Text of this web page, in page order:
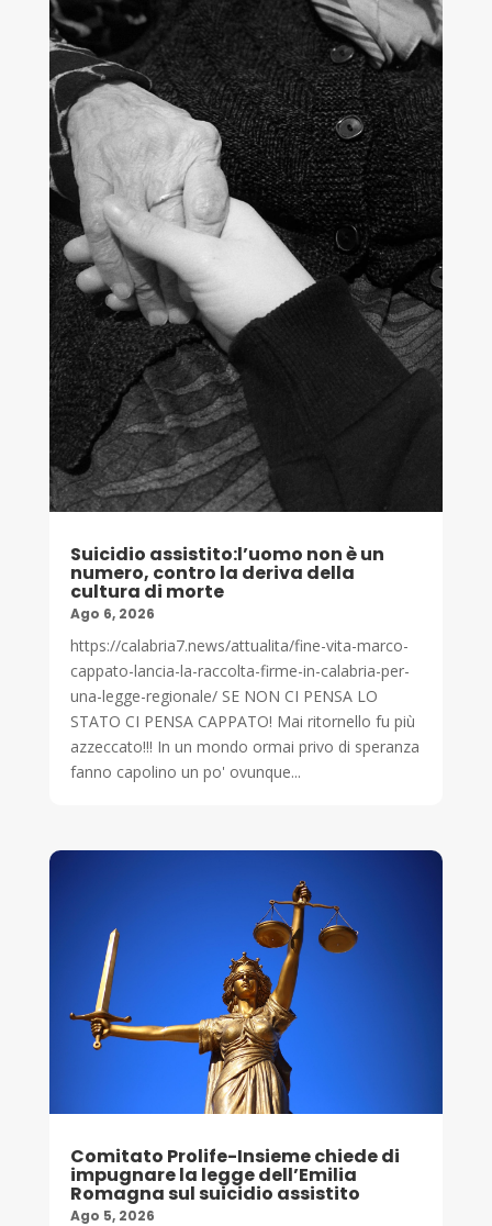
Suicidio assistito:l’uomo non è un
numero, contro la deriva della
cultura di morte
Ago 6, 2026
https://calabria7.news/attualita/fine-vita-marco-
cappato-lancia-la-raccolta-firme-in-calabria-per-
una-legge-regionale/ SE NON CI PENSA LO
STATO CI PENSA CAPPATO! Mai ritornello fu più
azzeccato!!! In un mondo ormai privo di speranza
fanno capolino un po' ovunque...
Comitato Prolife-Insieme chiede di
impugnare la legge dell’Emilia
Romagna sul suicidio assistito
Ago 5, 2026